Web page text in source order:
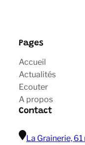
Pages
Accueil
Actualités
Ecouter
A propos
Contact
La Grainerie,